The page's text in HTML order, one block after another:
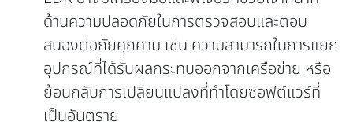
ด้านความปลอดภัยในการตรวจสอบและตอบ
สนองต่อภัยคุกคาม เช่น ความสามารถในการแยก
อุปกรณ์ที่ได้รับผลกระทบออกจากเครือข่าย หรือ
ย้อนกลับการเปลี่ยนแปลงที่ทำโดยซอฟต์แวร์ที่
เป็นอันตราย